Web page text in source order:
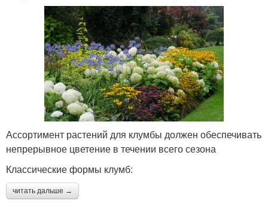
Ассортимент растений для клумбы должен обеспечивать
непрерывное цветение в течении всего сезона
Классические формы клумб:
читать дальше →